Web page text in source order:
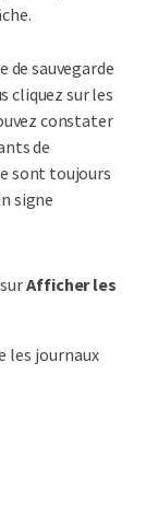
de sauvegarde
cliquez sur les
constater
de
sont toujours
signe
Afficher les
les journaux